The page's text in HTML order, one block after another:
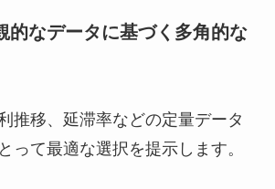
的なデータに基づく多角的な
推移、延滞率などの定量データ
って最適な選択を提示します。